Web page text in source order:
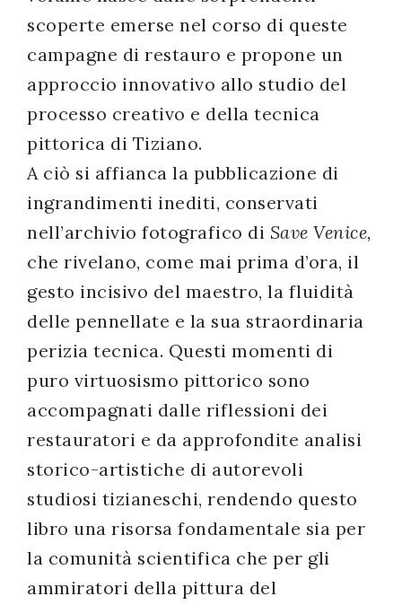
scoperte emerse nel corso di queste
campagne di restauro e propone un
approccio innovativo allo studio del
processo creativo e della tecnica
pittorica di Tiziano.
A ciò si affianca la pubblicazione di
ingrandimenti inediti, conservati
nell’archivio fotografico di Save Venice,
che rivelano, come mai prima d’ora, il
gesto incisivo del maestro, la fluidità
delle pennellate e la sua straordinaria
perizia tecnica. Questi momenti di
puro virtuosismo pittorico sono
accompagnati dalle riflessioni dei
restauratori e da approfondite analisi
storico-artistiche di autorevoli
studiosi tizianeschi, rendendo questo
libro una risorsa fondamentale sia per
la comunità scientifica che per gli
ammiratori della pittura del